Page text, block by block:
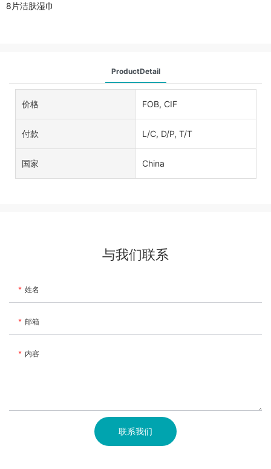
8片洁肤湿巾
ProductDetail
价格 FOB, CIF
付款 L/C, D/P, T/T
国家 China
与我们联系
姓名
邮箱
内容
联系我们